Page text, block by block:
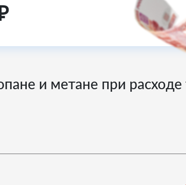
и метане при расходе